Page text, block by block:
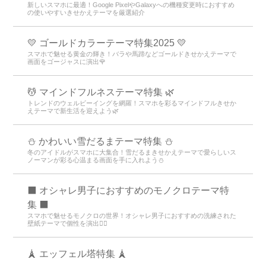
新しいスマホに最適！Google PixelやGalaxyへの機種変更時におすすめ
の使いやすいきせかえテーマを厳選紹介
💛 ゴールドカラーテーマ特集2025 💛
スマホで魅せる黄金の輝き！バラや馬蹄などゴールドきせかえテーマで
画面をゴージャスに演出🌹
💆 マインドフルネステーマ特集 🌿
トレンドのウェルビーイングを網羅！スマホを彩るマインドフルきせか
えテーマで新生活を迎えよう🌿
⛄️ かわいい雪だるまテーマ特集️ ⛄️
冬のアイドルがスマホに大集合！雪だるまきせかえテーマで愛らしいス
ノーマンが彩る心温まる画面を手に入れよう️⛄️
⬛ オシャレ男子におすすめのモノクロテーマ特
集 ⬛
スマホで魅せるモノクロの世界！オシャレ男子におすすめの洗練された
壁紙テーマで個性を演出💁‍♂️
🗼 エッフェル塔特集 🗼